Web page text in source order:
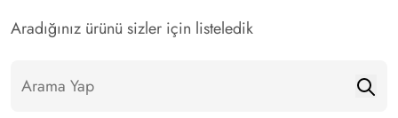
Aradığınız ürünü sizler için listeledik